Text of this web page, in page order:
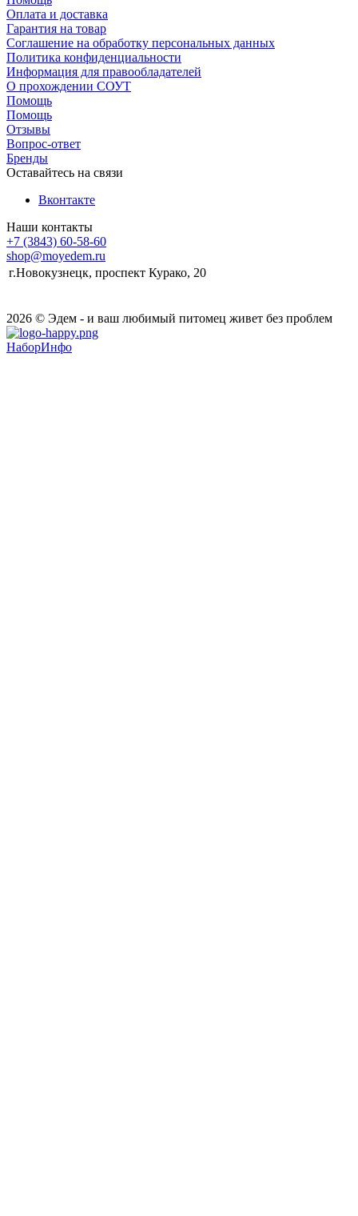
Оплата и доставка
Гарантия на товар
Соглашение на обработку персональных данных
Политика конфиденциальности
Информация для правообладателей
О прохождении СОУТ
Помощь
Помощь
Отзывы
Вопрос-ответ
Бренды
Оставайтесь на связи
Вконтакте
Наши контакты
+7 (3843) 60-58-60
shop@moyedem.ru
г.Новокузнецк, проспект Курако, 20
2026 © Эдем - и ваш любимый питомец живет без проблем
НаборИнфо